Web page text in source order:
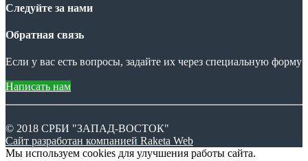
Следуйте за нами
Обратная связь
Если у вас есть вопросы, задайте их через специальную форму
Написать нам
© 2018 СРБИ "ЗАПАД-ВОСТОК"
Сайт разработан компанией Raketa Web
Мы используем cookies для улучшения работы сайта.